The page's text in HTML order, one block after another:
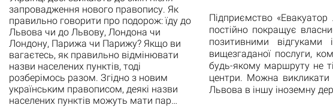
запровадження нового правопису. Як
правильно говорити про подорож: їду до
Львова чи до Львову, Лондона чи
Лондону, Парижа чи Парижу? Якщо ви
вагаєтесь, як правильно відмінювати
назви населених пунктів, тоді
розберімось разом. Згідно з новим
українським правописом, деякі назви
населених пунктів можуть мати пар…
Підприємство «Евакуатор
постійно покращує
позитивними
вищезгаданої послуги,
будь-якому маршруту не
центри. Можна викликати
Львова в іншу іноземну